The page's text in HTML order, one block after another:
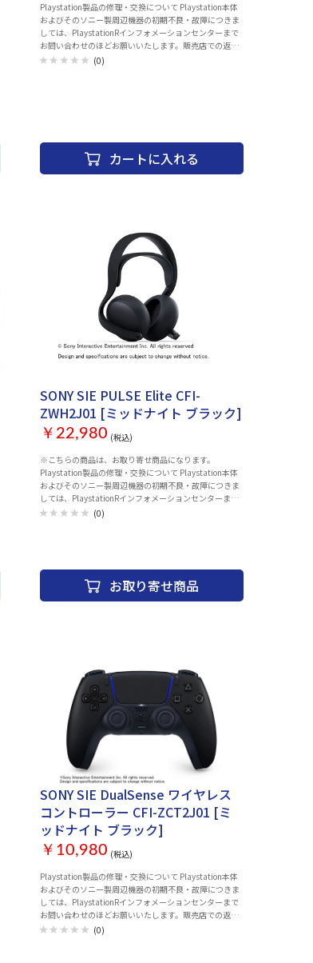
Playstation製品の修理・交換について Playstation本体
およびそのソニー製周辺機器の初期不良・故障につきま
しては、PlaystationRインフォメーションセンターまで
お問い合わせのほどお願いいたします。販売店での返
品・交換は行っておりません。 また、お買い上げいただ
とったDualSense®ワイヤレスコントローラーのハイパー
ポップ コレクションで、ビジュアルは派手に。 ©Sony
Interactive Entertainment Inc. All rights reserved.
(0)
カートに入れる
SONY SIE PULSE Elite CFI-
ZWH2J01 [ミッドナイト ブラック]
￥22,980 (税込)
※こちらの商品は、お取り寄せ商品になります。
Playstation製品の修理・交換について Playstation本体
およびそのソニー製周辺機器の初期不良・故障につきま
しては、PlaystationRインフォメーションセンターまで
お問い合わせのほどお願いいたします。販売店での返
の場合 050-3754-9800) 受付時間 10:00 ～ 18:00 付属品
・PULSE Elite ワイヤレスヘッドセット ・PlayStation
Link USBアダプター ・PULSE Elite 充電フック ・マウン
(0)
お取り寄せ商品
SONY SIE DualSense ワイヤレス
コントローラー CFI-ZCT2J01 [ミ
ッドナイト ブラック]
￥10,980 (税込)
Playstation製品の修理・交換について Playstation本体
およびそのソニー製周辺機器の初期不良・故障につきま
しては、PlaystationRインフォメーションセンターまで
お問い合わせのほどお願いいたします。販売店での返
品・交換は行っておりません。 また、お買い上げいただ
(0)